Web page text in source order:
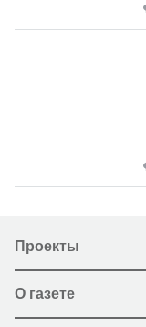
Проекты
О газете